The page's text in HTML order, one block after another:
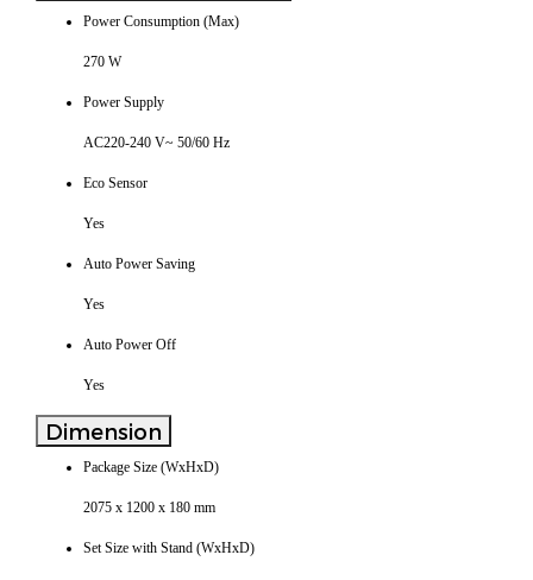
Power Consumption (Max)
270 W
Power Supply
AC220-240 V~ 50/60 Hz
Eco Sensor
Yes
Auto Power Saving
Yes
Auto Power Off
Yes
Dimension
Package Size (WxHxD)
2075 x 1200 x 180 mm
Set Size with Stand (WxHxD)